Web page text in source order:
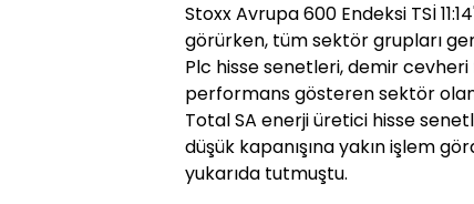
Stoxx Avrupa 600 Endeksi TSİ
görürken, tüm sektör grupları
Plc hisse senetleri, demir
performans gösteren sektör
Total SA enerji üretici hisse
düşük kapanışına yakın işlem
yukarıda tutmuştu.